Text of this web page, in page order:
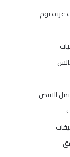
غرف نوم
الابيض